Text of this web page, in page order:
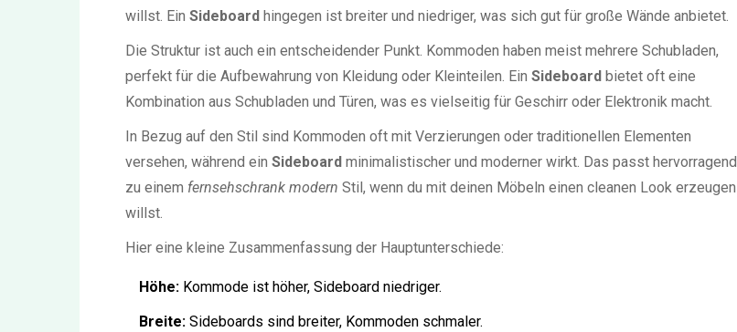
willst. Ein Sideboard hingegen ist breiter und niedriger, was sich gut für große Wände anbietet.
Die Struktur ist auch ein entscheidender Punkt. Kommoden haben meist mehrere Schubladen,
perfekt für die Aufbewahrung von Kleidung oder Kleinteilen. Ein Sideboard bietet oft eine
Kombination aus Schubladen und Türen, was es vielseitig für Geschirr oder Elektronik macht.
In Bezug auf den Stil sind Kommoden oft mit Verzierungen oder traditionellen Elementen
versehen, während ein Sideboard minimalistischer und moderner wirkt. Das passt hervorragend
zu einem fernsehschrank modern Stil, wenn du mit deinen Möbeln einen cleanen Look erzeugen
willst.
Hier eine kleine Zusammenfassung der Hauptunterschiede:
Höhe: Kommode ist höher, Sideboard niedriger.
Breite: Sideboards sind breiter, Kommoden schmaler.